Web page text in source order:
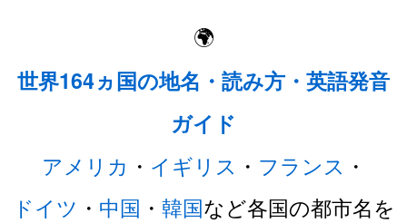
🌍
世界164ヵ国の地名・読み方・英語発音
ガイド
アメリカ ・ イギリス ・ フランス ・
ドイツ ・ 中国 ・ 韓国など各国の都市名を